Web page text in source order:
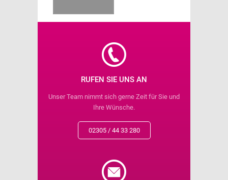
RUFEN SIE UNS AN
Unser Team nimmt sich gerne Zeit für Sie und
Ihre Wünsche.
02305 / 44 33 280